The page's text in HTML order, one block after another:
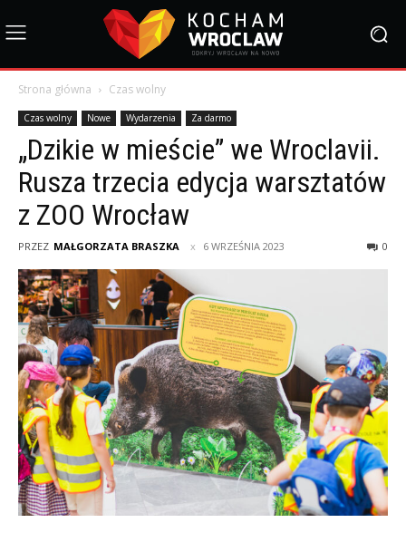
Strona główna Czas wolny
Czas wolny Nowe Wydarzenia Za darmo
„Dzikie w mieście” we Wroclavii.
Rusza trzecia edycja warsztatów
z ZOO Wrocław
PRZEZ MAŁGORZATA BRASZKA 6 WRZEŚNIA 2023 0